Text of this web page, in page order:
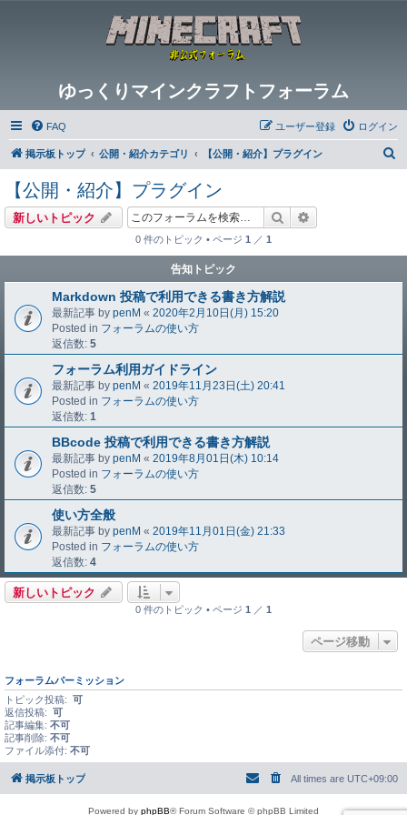
ゆっくりマインクラフトフォーラム
FAQ ログイン
ユーザー登録
掲示板トップ 公開・紹介カテゴリ 【公開・紹介】プラグイン
【公開・紹介】プラグイン
新しいトピック 検索
0 件のトピック • ページ 1 ／ 1
告知トピック
Markdown 投稿で利用できる書き方解説
最新記事 by penM « 2020年2月10日(月) 15:20
Posted in フォーラムの使い方
返信数: 5
フォーラム利用ガイドライン
最新記事 by penM « 2019年11月23日(土) 20:41
Posted in フォーラムの使い方
返信数: 1
BBcode 投稿で利用できる書き方解説
最新記事 by penM « 2019年8月01日(木) 10:14
Posted in フォーラムの使い方
返信数: 5
使い方全般
最新記事 by penM « 2019年11月01日(金) 21:33
Posted in フォーラムの使い方
返信数: 4
新しいトピック
0 件のトピック • ページ 1 ／ 1
ページ移動
フォーラムパーミッション
トピック投稿: 可
返信投稿: 可
記事編集: 不可
記事削除: 不可
ファイル添付: 不可
掲示板トップ All times are UTC+09:00
Powered by phpBB® Forum Software © phpBB Limited